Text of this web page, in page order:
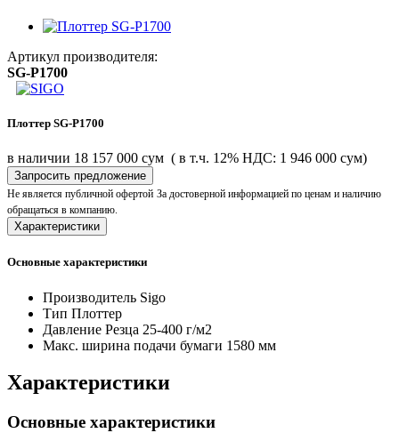
Артикул производителя:
SG-P1700
Плоттер SG-P1700
в наличии 18 157 000 сум ( в т.ч. 12% НДС: 1 946 000 сум)
Запросить предложение
Не является публичной офертой За достоверной информацией по ценам и наличию
обращаться в компанию.
Характеристики
Основные характеристики
Производитель Sigo
Тип Плоттер
Давление Резца 25-400 г/м2
Макс. ширина подачи бумаги 1580 мм
Характеристики
Основные характеристики